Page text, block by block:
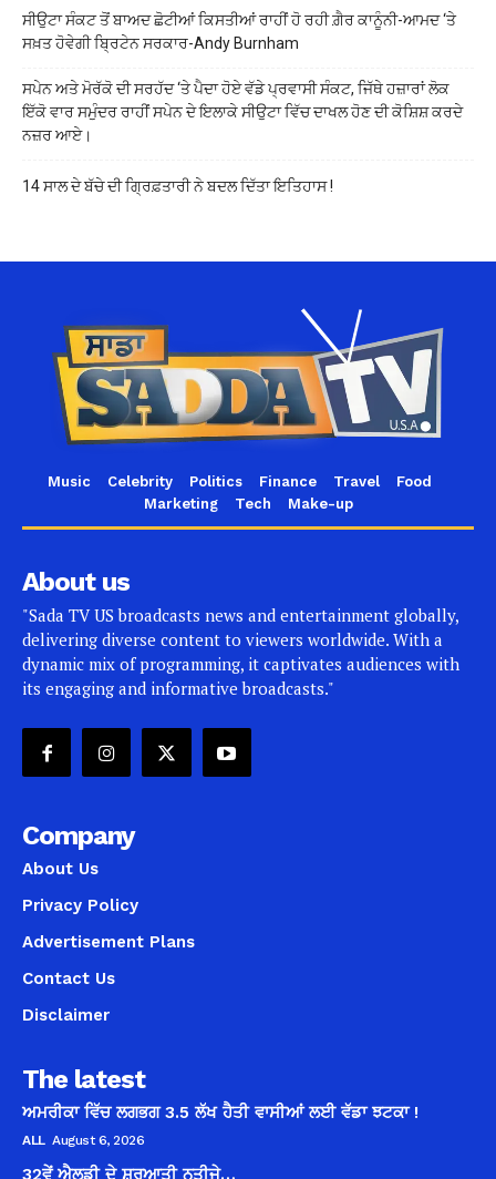
ਸੀਉਟਾ ਸੰਕਟ ਤੋਂ ਬਾਅਦ ਛੋਟੀਆਂ ਕਿਸਤੀਆਂ ਰਾਹੀਂ ਹੋ ਰਹੀ ਗ਼ੈਰ ਕਾਨੂੰਨੀ-ਆਮਦ ‘ਤੇ
ਸਖ਼ਤ ਹੋਵੇਗੀ ਬ੍ਰਿਟੇਨ ਸਰਕਾਰ-Andy Burnham
ਸਪੇਨ ਅਤੇ ਮੋਰੱਕੋ ਦੀ ਸਰਹੱਦ ‘ਤੇ ਪੈਦਾ ਹੋਏ ਵੱਡੇ ਪ੍ਰਵਾਸੀ ਸੰਕਟ, ਜਿੱਥੇ ਹਜ਼ਾਰਾਂ ਲੋਕ
ਇੱਕੋ ਵਾਰ ਸਮੁੰਦਰ ਰਾਹੀਂ ਸਪੇਨ ਦੇ ਇਲਾਕੇ ਸੀਉਟਾ ਵਿੱਚ ਦਾਖਲ ਹੋਣ ਦੀ ਕੋਸ਼ਿਸ਼ ਕਰਦੇ
ਨਜ਼ਰ ਆਏ।
14 ਸਾਲ ਦੇ ਬੱਚੇ ਦੀ ਗ੍ਰਿਫ਼ਤਾਰੀ ਨੇ ਬਦਲ ਦਿੱਤਾ ਇਤਿਹਾਸ !
Music Celebrity Politics Finance Travel
Food
Marketing
Tech Make-up
About us
"Sada TV US broadcasts news and entertainment globally,
delivering diverse content to viewers worldwide. With a
dynamic mix of programming, it captivates audiences with
its engaging and informative broadcasts."
Company
About Us
Privacy Policy
Advertisement Plans
Contact Us
Disclaimer
The latest
ਅਮਰੀਕਾ ਵਿੱਚ ਲਗਭਗ 3.5 ਲੱਖ ਹੈਤੀ ਵਾਸੀਆਂ ਲਈ ਵੱਡਾ ਝਟਕਾ !
ALL August 6, 2026
32ਵੇਂ ਐਲਡੀ ਦੇ ਸ਼ੁਰੂਆਤੀ ਨਤੀਜੇ…